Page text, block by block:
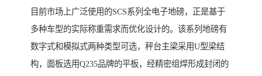
目前市场上广泛使用的SCS系列全电子地磅，正是基于
多种车型的实际称重需求而优化设计的。该系列地磅有
数字式和模拟式两种类型可选，秤台主梁采用U型梁结
构，面板选用Q235品牌的平板，经精密组焊形成封闭的